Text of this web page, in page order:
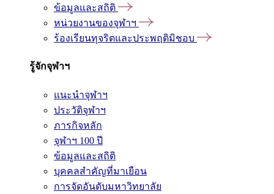
ข้อมูลและสถิติ
หน่วยงานของจุฬาฯ
ร้องเรียนทุจริตและประพฤติมิชอบ
รู้จักจุฬาฯ
แนะนำจุฬาฯ
ประวัติจุฬาฯ
ภารกิจหลัก
จุฬาฯ 100 ปี
ข้อมูลและสถิติ
บุคคลสำคัญที่มาเยือน
การจัดอันดับมหาวิทยาลัย